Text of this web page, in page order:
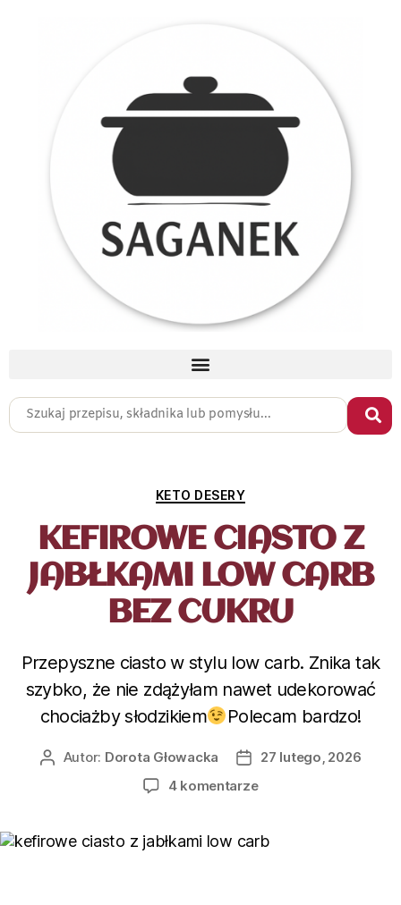
KETO DESERY
KEFIROWE CIASTO Z
JABŁKAMI LOW CARB
BEZ CUKRU
Przepyszne ciasto w stylu low carb. Znika tak
szybko, że nie zdążyłam nawet udekorować
chociażby słodzikiem
Polecam bardzo!
Autor: Dorota Głowacka
27 lutego, 2026
4 komentarze